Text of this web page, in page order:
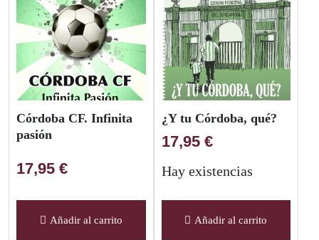
Córdoba CF. Infinita
pasión
17,95 €
Añadir al carrito
¿Y tu Córdoba, qué?
17,95 €
Hay existencias
Añadir al carrito